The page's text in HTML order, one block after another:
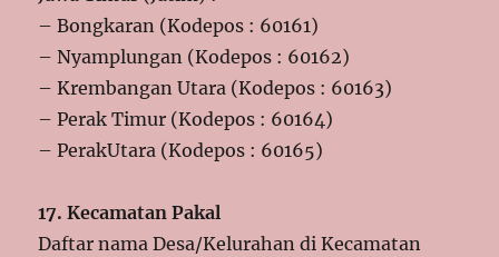
– Bongkaran (Kodepos : 60161)
– Nyamplungan (Kodepos : 60162)
– Krembangan Utara (Kodepos : 60163)
– Perak Timur (Kodepos : 60164)
– PerakUtara (Kodepos : 60165)
17. Kecamatan Pakal
Daftar nama Desa/Kelurahan di Kecamatan